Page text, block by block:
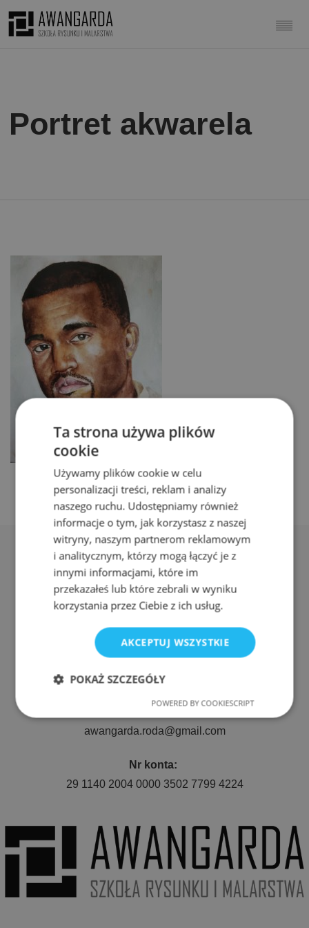
Portret akwarela
Adres:
ul. Nyska 61a, Wrocław 50-505
Telefon:
511 080 423
awangarda.roda@gmail.com
Nr konta:
29 1140 2004 0000 3502 7799 4224
Ta strona używa plików
cookie
Używamy plików cookie w celu
personalizacji treści, reklam i analizy
naszego ruchu. Udostępniamy również
informacje o tym, jak korzystasz z naszej
witryny, naszym partnerom reklamowym
i analitycznym, którzy mogą łączyć je z
innymi informacjami, które im
przekazałeś lub które zebrali w wyniku
korzystania przez Ciebie z ich usług.
AKCEPTUJ WSZYSTKIE
POKAŻ SZCZEGÓŁY
Wydajność
Targetowanie Funkcjonalność
Niezbędne Wydajność
Targetowanie
Funkcjonalność
POWERED BY COOKIESCRIPT